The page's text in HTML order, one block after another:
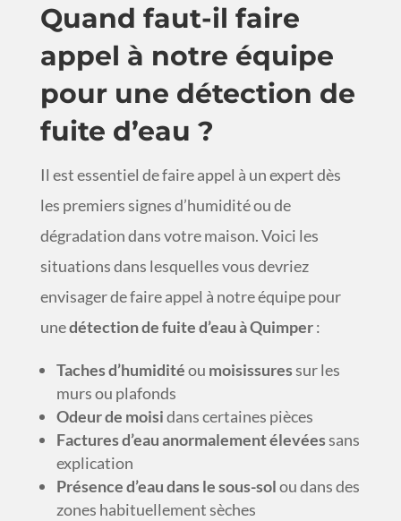
Quand faut-il faire
appel à notre équipe
pour une détection de
fuite d’eau ?
Il est essentiel de faire appel à un expert dès
les premiers signes d’humidité ou de
dégradation dans votre maison. Voici les
situations dans lesquelles vous devriez
envisager de faire appel à notre équipe pour
unedétection de fuite d’eau à Quimper:
Taches d’humiditéou moisissuressur les
murs ou plafonds
Odeur de moisidans certaines pièces
Factures d’eau anormalement élevéessans
explication
Présence d’eau dans le sous-solou dans des
zones habituellement sèches